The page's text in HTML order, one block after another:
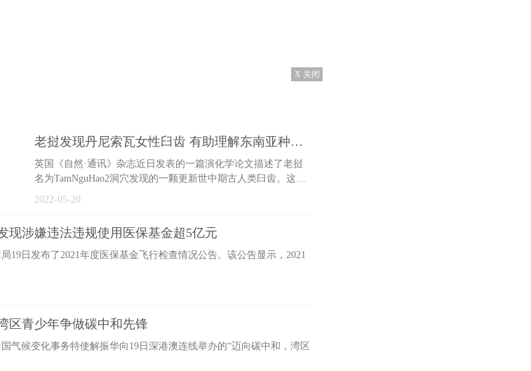
X 关闭
老挝发现丹尼索瓦女性臼齿 有助理解东南亚种群历史
英国《自然·通讯》杂志近日发表的一篇演化学论文描述了老挝
名为TamNguHao2洞穴发现的一颗更新世中期古人类臼齿。这颗
臼齿可能来自一位年轻
2022-05-20
现涉嫌违法违规使用医保基金超5亿元
日发布了2021年度医保基金飞行检查情况公告。该公告显示，2021
区青少年争做碳中和先锋
候变化事务特使解振华向19日深港澳连线举办的“迈向碳中和，湾区